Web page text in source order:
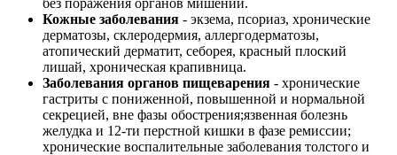
Кожные заболевания - экзема, псориаз, хронические
дерматозы, склеродермия, аллергодерматозы,
атопический дерматит, себорея, красный плоский
лишай, хроническая крапивница.
Заболевания органов пищеварения - хронические
гастриты с пониженной, повышенной и нормальной
секрецией, вне фазы обострения;язвенная болезнь
желудка и 12-ти перстной кишки в фазе ремиссии;
хронические воспалительные заболевания толстого и